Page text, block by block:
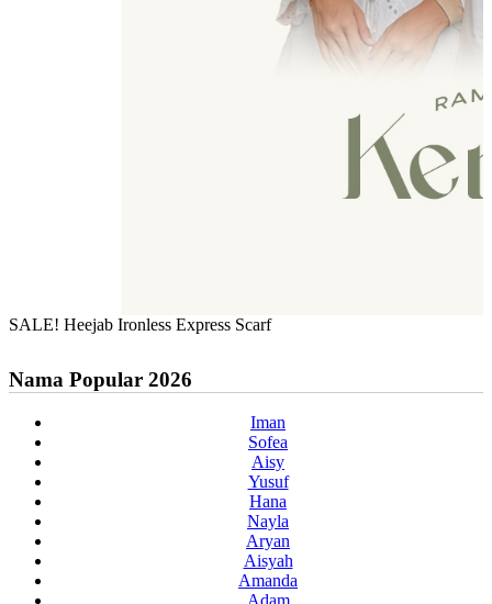
SALE! Heejab Ironless Express Scarf
Nama Popular 2026
Iman
Sofea
Aisy
Yusuf
Hana
Nayla
Aryan
Aisyah
Amanda